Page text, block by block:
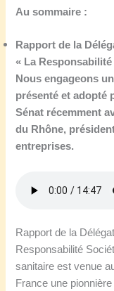
Au sommaire :
Rapport de la
« La
Nous engageons
présenté et adopté
Sénat récemment
du Rhône,
entreprises.
Rapport de la
Responsabilité
sanitaire est venue
France une